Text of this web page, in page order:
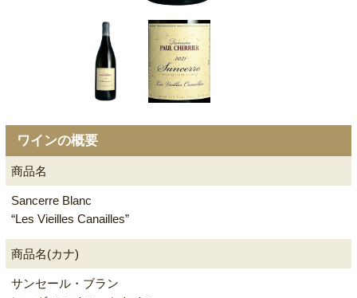
ワインの概要
商品名
Sancerre Blanc
“Les Vieilles Canailles”
商品名(カナ)
サンセール・ブラン